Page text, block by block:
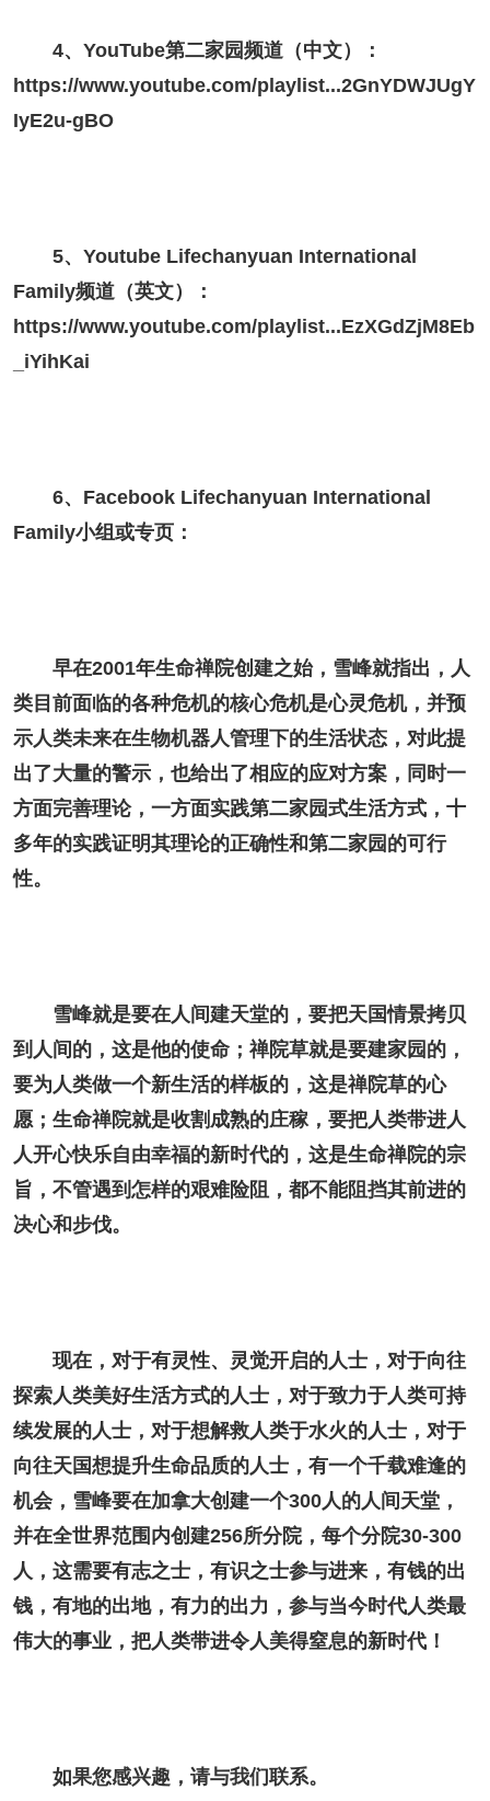
4、YouTube第二家园频道（中文）：
https://www.youtube.com/playlist...2GnYDWJUgY
IyE2u-gBO
5、Youtube Lifechanyuan International
Family频道（英文）：
https://www.youtube.com/playlist...EzXGdZjM8Eb
_iYihKai
6、Facebook Lifechanyuan International
Family小组或专页：
早在2001年生命禅院创建之始，雪峰就指出，人
类目前面临的各种危机的核心危机是心灵危机，并预
示人类未来在生物机器人管理下的生活状态，对此提
出了大量的警示，也给出了相应的应对方案，同时一
方面完善理论，一方面实践第二家园式生活方式，十
多年的实践证明其理论的正确性和第二家园的可行
性。
雪峰就是要在人间建天堂的，要把天国情景拷贝
到人间的，这是他的使命；禅院草就是要建家园的，
要为人类做一个新生活的样板的，这是禅院草的心
愿；生命禅院就是收割成熟的庄稼，要把人类带进人
人开心快乐自由幸福的新时代的，这是生命禅院的宗
旨，不管遇到怎样的艰难险阻，都不能阻挡其前进的
决心和步伐。
现在，对于有灵性、灵觉开启的人士，对于向往
探索人类美好生活方式的人士，对于致力于人类可持
续发展的人士，对于想解救人类于水火的人士，对于
向往天国想提升生命品质的人士，有一个千载难逢的
机会，雪峰要在加拿大创建一个300人的人间天堂，
并在全世界范围内创建256所分院，每个分院30-300
人，这需要有志之士，有识之士参与进来，有钱的出
钱，有地的出地，有力的出力，参与当今时代人类最
伟大的事业，把人类带进令人美得窒息的新时代！
如果您感兴趣，请与我们联系。